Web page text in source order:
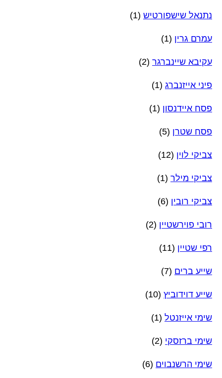
נתנאל שישפורטיש (1)
עמרם גרין (1)
עקיבא שיינברגר (2)
פיני אייזנברג (1)
פסח איידנסון (1)
פסח שטרן (5)
צביקי לוין (12)
צביקי מילר (1)
צביקי רובין (6)
רובי פוירשטיין (2)
רפי שטיין (11)
שייע ברים (7)
שייע דוידוביץ (10)
שימי אייזנטל (1)
שימי ברזסקי (2)
שימי הרשנבוים (6)